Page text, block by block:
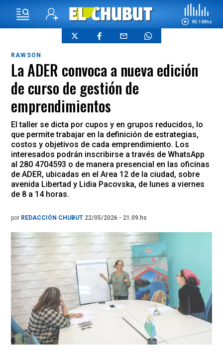
90.1 Mhz
RAWSON
La ADER convoca a nueva edición
de curso de gestión de
emprendimientos
El taller se dicta por cupos y en grupos reducidos, lo
que permite trabajar en la definición de estrategias,
costos y objetivos de cada emprendimiento. Los
interesados podrán inscribirse a través de WhatsApp
al 280 4704593 o de manera presencial en las oficinas
de ADER, ubicadas en el Area 12 de la ciudad, sobre
avenida Libertad y Lidia Pacovska, de lunes a viernes
de 8 a 14 horas.
por REDACCIÓN CHUBUT 22/05/2026 - 21.09.hs